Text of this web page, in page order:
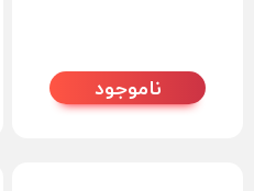
ناموجود